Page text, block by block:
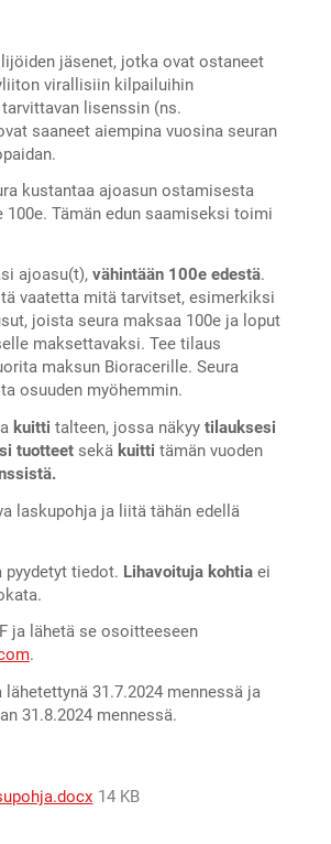
jäsenet, jotka ovat ostaneet
virallisiin kilpailuihin
lisenssin (ns.
saaneet aiempina vuosina seuran
kustantaa ajoasun ostamisesta
100e. Tämän edun saamiseksi toimi
ajoasu(t), vähintään 100e edestä.
vaatetta mitä tarvitset, esimerkiksi
joista seura maksaa 100e ja loput
maksettavaksi. Tee tilaus
maksun Bioracerille. Seura
osuuden myöhemmin.
kuitti talteen, jossa näkyy tilauksesi
tuotteetsekäkuitti tämän vuoden
laskupohja ja liitä tähän edellä
pyydetyt tiedot. Lihavoituja kohtiaei
ja lähetä se osoitteeseen
.
31.7.2024 mennessä ja
31.8.2024 mennessä.
14 KB